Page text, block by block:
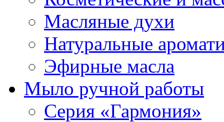
Масляные духи
Натуральные
Эфирные масла
Мыло ручной работы
Серия «Гармония»